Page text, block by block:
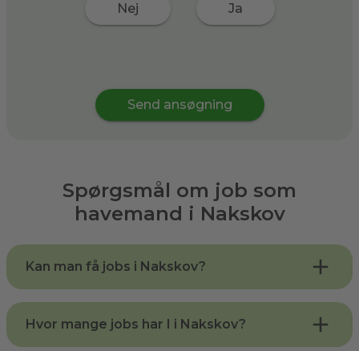
Nej Ja
Send ansøgning
Spørgsmål om job som
havemand i Nakskov
Kan man få jobs i Nakskov?
Hvor mange jobs har I i Nakskov?